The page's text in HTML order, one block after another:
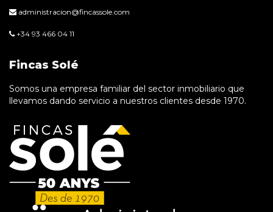
administracion@fincassole.com
+34 93 466 04 11
Fincas Solé
Somos una empresa familiar del sector inmobiliario que
llevamos dando servicio a nuestros clientes desde 1970.